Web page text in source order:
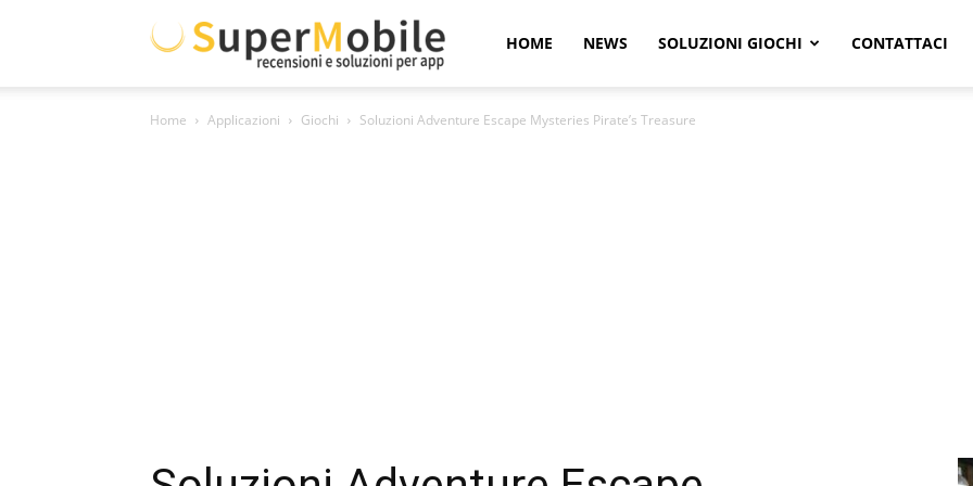
Super
Mobile
HOME NEWS SOLUZIONI GIOCHI CONTATTACI
Home Applicazioni Giochi Soluzioni Adventure Escape Mysteries Pirate’s Treasure